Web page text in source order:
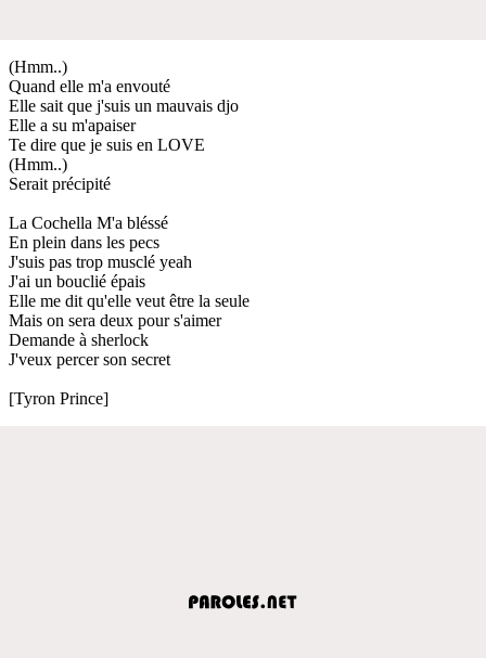
(Hmm..)
Quand elle m'a envouté
Elle sait que j'suis un mauvais djo
Elle a su m'apaiser
Te dire que je suis en LOVE
(Hmm..)
Serait précipité
La Cochella M'a bléssé
En plein dans les pecs
J'suis pas trop musclé yeah
J'ai un bouclié épais
Elle me dit qu'elle veut être la seule
Mais on sera deux pour s'aimer
Demande à sherlock
J'veux percer son secret
[Tyron Prince]